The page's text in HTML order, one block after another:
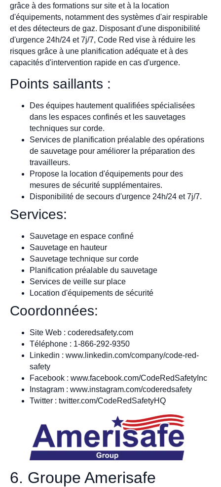
grâce à des formations sur site et à la location
d'équipements, notamment des systèmes d'air respirable
et des détecteurs de gaz. Disposant d'une disponibilité
d'urgence 24h/24 et 7j/7, Code Red vise à réduire les
risques grâce à une planification adéquate et à des
capacités d'intervention rapide en cas d'urgence.
Points saillants :
Des équipes hautement qualifiées spécialisées
dans les espaces confinés et les sauvetages
techniques sur corde.
Services de planification préalable des opérations
de sauvetage pour améliorer la préparation des
travailleurs.
Propose la location d'équipements pour des
mesures de sécurité supplémentaires.
Disponibilité de secours d'urgence 24h/24 et 7j/7.
Services:
Sauvetage en espace confiné
Sauvetage en hauteur
Sauvetage technique sur corde
Planification préalable du sauvetage
Services de veille sur place
Location d'équipements de sécurité
Coordonnées:
Site Web : coderedsafety.com
Téléphone : 1-866-292-9350
Linkedin : www.linkedin.com/company/code-red-
safety
Facebook : www.facebook.com/CodeRedSafetyInc
Instagram : www.instagram.com/coderedsafety
Twitter : twitter.com/CodeRedSafetyHQ
6. Groupe Amerisafe